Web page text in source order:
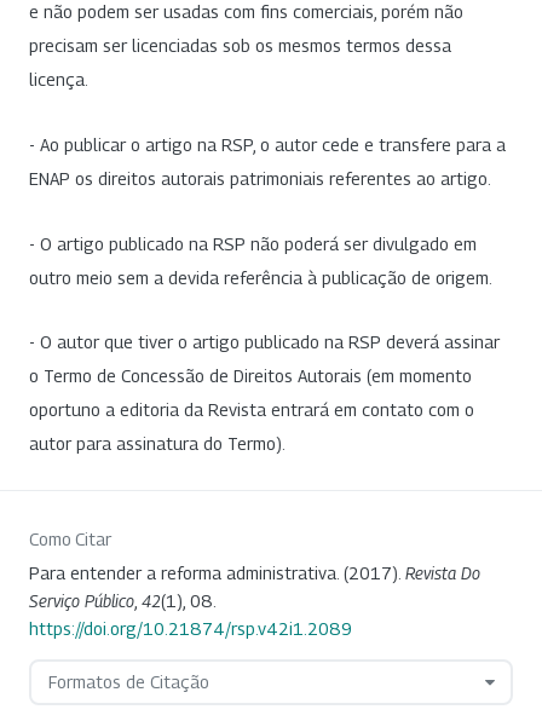
e não podem ser usadas com fins comerciais, porém não
precisam ser licenciadas sob os mesmos termos dessa
licença.
- Ao publicar o artigo na RSP, o autor cede e transfere para a
ENAP os direitos autorais patrimoniais referentes ao artigo.
- O artigo publicado na RSP não poderá ser divulgado em
outro meio sem a devida referência à publicação de origem.
- O autor que tiver o artigo publicado na RSP deverá assinar
o Termo de Concessão de Direitos Autorais (em momento
oportuno a editoria da Revista entrará em contato com o
autor para assinatura do Termo).
Como Citar
Para entender a reforma administrativa. (2017). Revista Do
Serviço Público 42(1), 08.
https://doi.org/10.21874/rsp.v42i1.2089
Formatos de Citação